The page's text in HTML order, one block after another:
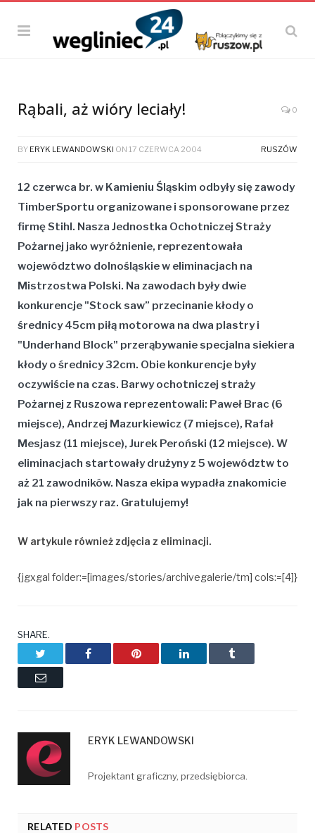
Rąbali, aż wióry leciały! 0
BY ERYK LEWANDOWSKI ON 17 CZERWCA 2004 RUSZÓW
12 czerwca br. w Kamieniu Śląskim odbyły się zawody
TimberSportu organizowane i sponsorowane przez
firmę Stihl. Nasza Jednostka Ochotniczej Straży
Pożarnej jako wyróżnienie, reprezentowała
województwo dolnośląskie w eliminacjach na
Mistrzostwa Polski. Na zawodach były dwie
konkurencje "Stock saw” przecinanie kłody o
średnicy 45cm piłą motorowa na dwa plastry i
"Underhand Block" przerąbywanie specjalna siekiera
kłody o średnicy 32cm. Obie konkurencje były
oczywiście na czas. Barwy ochotniczej straży
Pożarnej z Ruszowa reprezentowali: Paweł Brac (6
miejsce), Andrzej Mazurkiewicz (7 miejsce), Rafał
Mesjasz (11 miejsce), Jurek Peroński (12 miejsce). W
eliminacjach startowały drużyny z 5 województw to
aż 21 zawodników. Nasza ekipa wypadła znakomicie
jak na pierwszy raz. Gratulujemy!
W artykule również zdjęcia z eliminacji.
{jgxgal folder:=[images/stories/archivegalerie/tm] cols:=[4]}
SHARE.
TwitterFacebookPinterestLinkedInTumblr
Email
ERYK LEWANDOWSKI
Projektant graficzny, przedsiębiorca.
RELATED POSTS